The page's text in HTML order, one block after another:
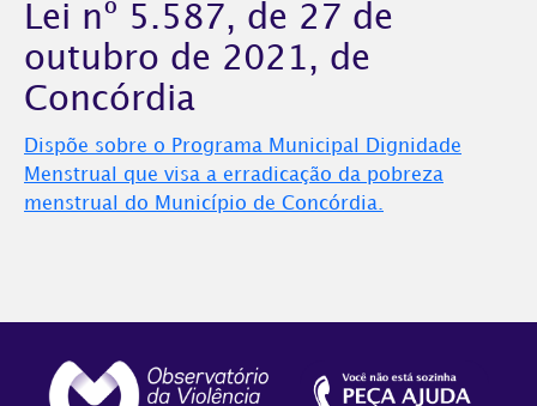
Lei nº 5.587, de 27 de
outubro de 2021, de
Concórdia
Dispõe sobre o Programa Municipal Dignidade
Menstrual que visa a erradicação da pobreza
menstrual do Município de Concórdia.